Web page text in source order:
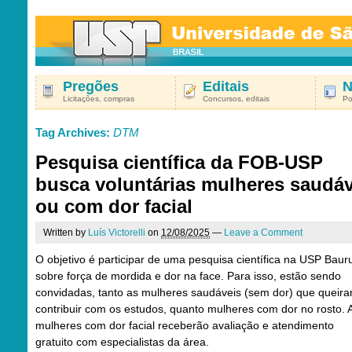
Pregões
Licitações, compras
Editais
Concursos, editais
Tag Archives: DTM
Pesquisa científica da FOB-USP
busca voluntárias mulheres
ou com dor facial
Written by Luís Victorelli on 12/08/2025 — Leave a Comment
O objetivo é participar de uma pesquisa científica na USP
sobre força de mordida e dor na face. Para isso, estão sendo
convidadas, tanto as mulheres saudáveis (sem dor) que
contribuir com os estudos, quanto mulheres com dor no rosto.
mulheres com dor facial receberão avaliação e atendimento
gratuito com especialistas da área.